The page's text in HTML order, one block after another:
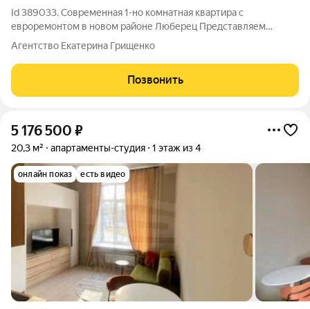
Id 389033. Современная 1-но комнатная квартира с
евроремонтом в новом районе Люберец Представляем
вашему вниманию уютную и светлую квартиру, площадью 35
кв. м в современном жилом комплексе «Самолёт» в Люберцах.
Квартира расположена на 4 этаже
Агентство Екатерина Грищенко
Позвонить
5 176 500 ₽
20,3 м² апартаменты-студия 1 этаж из 4
онлайн показ есть видео